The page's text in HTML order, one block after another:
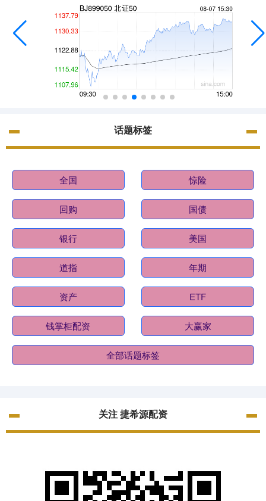
话题标签
全国 惊险
回购 国债
银行 美国
道指 年期
资产 ETF
钱掌柜配资 大赢家
全部话题标签
关注 捷希源配资